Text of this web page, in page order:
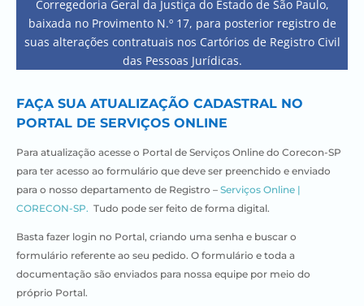
Corregedoria Geral da Justiça do Estado de São Paulo,
baixada no Provimento N.º 17, para posterior registro de
suas alterações contratuais nos Cartórios de Registro Civil
das Pessoas Jurídicas.
FAÇA SUA ATUALIZAÇÃO CADASTRAL NO
PORTAL DE SERVIÇOS ONLINE
Para atualização acesse o Portal de Serviços Online do Corecon-SP
para ter acesso ao formulário que deve ser preenchido e enviado
para o nosso departamento de Registro – Serviços Online |
CORECON-SP. Tudo pode ser feito de forma digital.
Basta fazer login no Portal, criando uma senha e buscar o
formulário referente ao seu pedido. O formulário e toda a
documentação são enviados para nossa equipe por meio do
próprio Portal.